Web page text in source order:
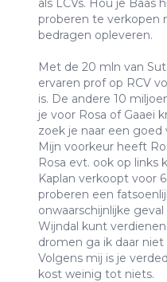
als LCVs. Hou je Baas
proberen te verkopen
bedragen opleveren.
Met de 20 mln van
ervaren prof op RCV
is. De andere 10
je voor Rosa of Gaaei
zoek je naar een
Mijn voorkeur heeft
Rosa evt. ook op links
Kaplan verkoopt voor
proberen een
onwaarschijnlijke
Wijndal kunt
dromen ga ik daar niet
Volgens mij is je
kost weinig tot niets.